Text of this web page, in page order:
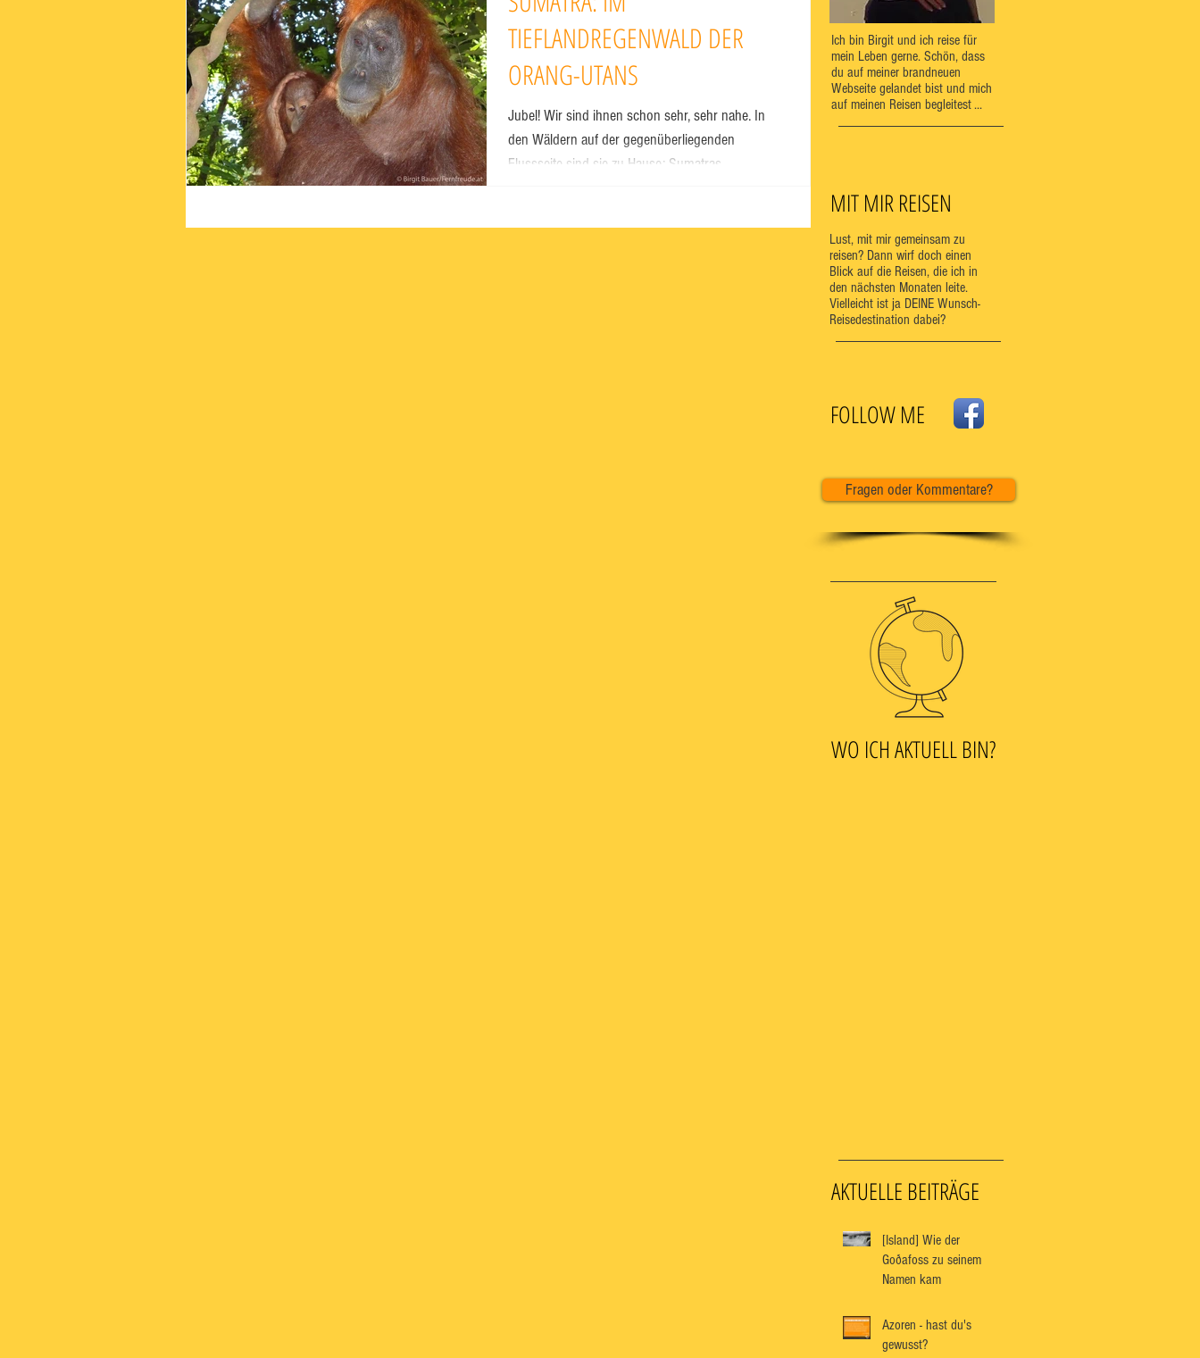
Ich bin Birgit und ich reise für
mein Leben gerne. Schön, dass
du auf meiner brandneuen
Webseite gelandet bist und mich
auf meinen Reisen begleitest ...
MIT MIR REISEN
Lust, mit mir gemeinsam zu
reisen? Dann wirf doch einen
Blick auf die Reisen, die ich in
den nächsten Monaten leite.
Vielleicht ist ja DEINE Wunsch-
Reisedestination dabei?
FOLLOW ME
Fragen oder Kommentare?
WO ICH AKTUELL BIN?
AKTUELLE BEITRÄGE
[Island] Wie der
Goðafoss zu seinem
Namen kam
Azoren - hast du's
gewusst?
TIEFLANDREGENWALD DER
ORANG-UTANS
Jubel! Wir sind ihnen schon sehr, sehr nahe. In
den Wäldern auf der gegenüberliegenden
Flussseite sind sie zu Hause: Sumatras...